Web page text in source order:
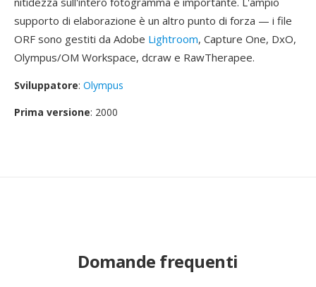
supporto di elaborazione è un altro punto di forza — i file
ORF sono gestiti da Adobe Lightroom, Capture One, DxO,
Olympus/OM Workspace, dcraw e RawTherapee.
Sviluppatore: Olympus
Prima versione: 2000
Domande frequenti